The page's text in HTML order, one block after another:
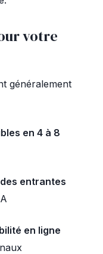
votre
généralement
en 4 à 8
entrantes
en ligne